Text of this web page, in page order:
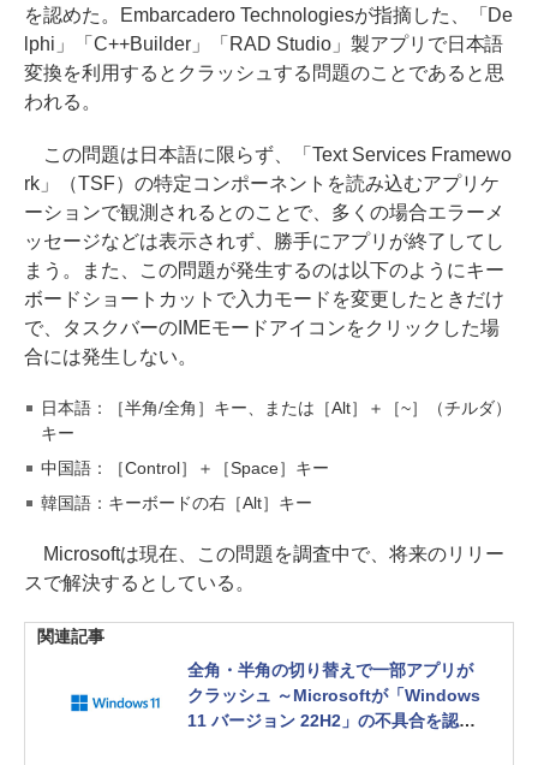
を認めた。Embarcadero Technologiesが指摘した、「De
lphi」「C++Builder」「RAD Studio」製アプリで日本語
変換を利用するとクラッシュする問題のことであると思
われる。
この問題は日本語に限らず、「Text Services Framewo
rk」（TSF）の特定コンポーネントを読み込むアプリケ
ーションで観測されるとのことで、多くの場合エラーメ
ッセージなどは表示されず、勝手にアプリが終了してし
まう。また、この問題が発生するのは以下のようにキー
ボードショートカットで入力モードを変更したときだけ
で、タスクバーのIMEモードアイコンをクリックした場
合には発生しない。
日本語：［半角/全角］キー、または［Alt］＋［~］（チルダ）
キー
中国語：［Control］＋［Space］キー
韓国語：キーボードの右［Alt］キー
Microsoftは現在、この問題を調査中で、将来のリリー
スで解決するとしている。
関連記事
全角・半角の切り替えで一部アプリが
クラッシュ ～Microsoftが「Windows
11 バージョン 22H2」の不具合を認め